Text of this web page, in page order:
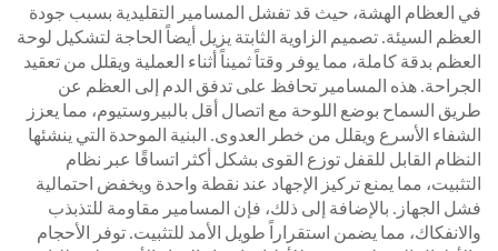
في العظام الهشة، حيث قد تفشل المسامير التقليدية بسبب جودة
العظم السيئة. تصميم الزاوية الثابتة يزيل أيضاً الحاجة لتشكيل لوحة
العظم بدقة كاملة، مما يوفر وقتاً ثميناً أثناء العملية ويقلل من تعقيد
الجراحة. هذه المسامير تحافظ على تدفق الدم إلى العظم عن
طريق السماح بوضع اللوحة مع اتصال أقل بالبيروستيوم، مما يعزز
الشفاء الأسرع ويقلل من خطر العدوى. البنية الموحدة التي ينشئها
النظام القابل للقفل توزع القوى بشكل أكثر اتساقًا عبر نظام
التثبيت، مما يمنع تركيز الإجهاد عند نقطة واحدة ويخفض احتمالية
فشل الجهاز. بالإضافة إلى ذلك، فإن المسامير مقاومة للتذبذب
والانفكاك، مما يضمن استقراراً طويل الأمد للتثبيت. توفر الأحجام